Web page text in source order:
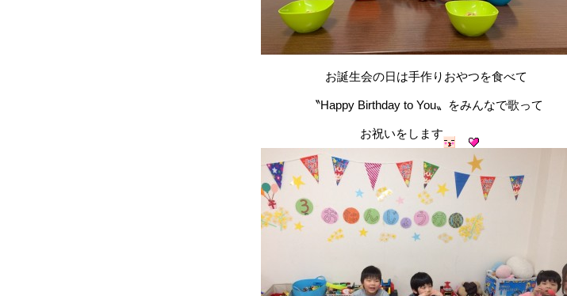
お誕生会の日は手作りおやつを食べて
〝Happy Birthday to You〟をみんなで歌って
お祝いをします